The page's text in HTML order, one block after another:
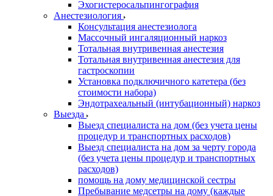
Эхогистеросальпингография
Анестезиология
Консультация анестезиолога
Массочный ингаляционный наркоз
Тотальная внутривенная анестезия
Тотальная внутривенная анестезия для
гастроскопии
Установка подключичного катетера (без
стоимости набора)
Эндотрахеальный (интубационный) наркоз
Выезда
Выезд специалиста на дом (без учета цены
процедур и транспортных расходов)
Выезд специалиста на дом за черту города
(без учета цены процедур и транспортных
расходов)
помощь на дому медицинской сестры
Пребывание медсетры на дому (каждые